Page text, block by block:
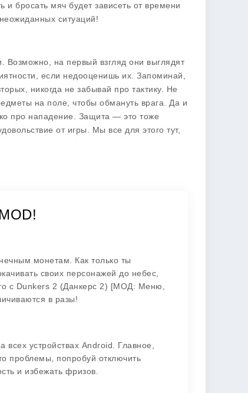
бросать мяч будет зависеть от времени
ситуаций!
Возможно, на первый взгляд они выглядят
если недооценишь их. Запоминай,
никогда не забывай про тактику. Не
на поле, чтобы обмануть врага. Да и
про нападение. Защита — это тоже
от игры. Мы все для этого тут,
монетам. Как только ты
своих персонажей до небес,
с Dunkers 2 (Данкерс 2) [МОД: Меню,
в разы!
устройствах Android. Главное,
проблемы, попробуй отключить
и избежать фризов.